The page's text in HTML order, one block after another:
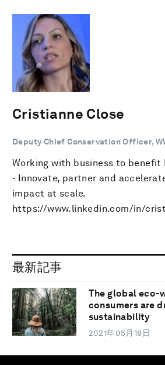
Cristianne Close
Deputy Chief Conservation Officer,
Working with business to benefit
- Innovate, partner and
impact at scale.
https://www.linkedin.com/in/
最新記事
The global eco-
consumers are
sustainability
2021年05月18日